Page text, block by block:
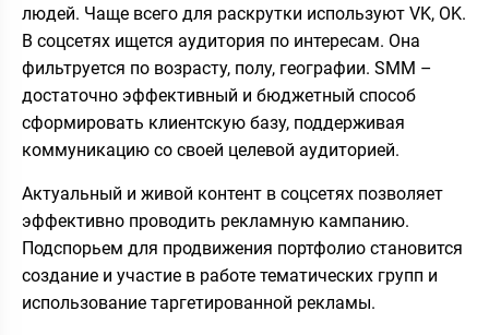
людей. Чаще всего для раскрутки используют VK, OK.
В соцсетях ищется аудитория по интересам. Она
фильтруется по возрасту, полу, географии. SMM –
достаточно эффективный и бюджетный способ
сформировать клиентскую базу, поддерживая
коммуникацию со своей целевой аудиторией.
Актуальный и живой контент в соцсетях позволяет
эффективно проводить рекламную кампанию.
Подспорьем для продвижения портфолио становится
создание и участие в работе тематических групп и
использование таргетированной рекламы.